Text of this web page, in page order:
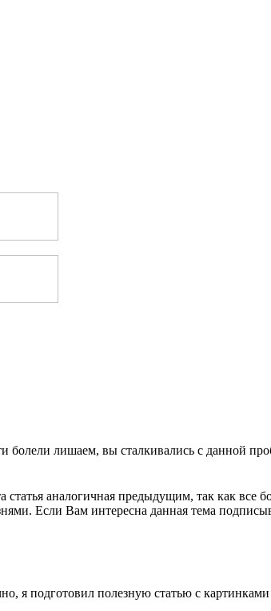
лишаем, вы сталкивались с данной
статья аналогичная предыдущим, так как все
Если Вам интересна данная тема
я подготовил полезную статью с